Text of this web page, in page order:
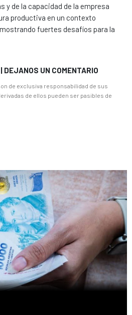
y de la capacidad de la empresa
productiva en un contexto
fuertes desafíos para la
DEJANOS UN COMENTARIO
de exclusiva responsabilidad de sus
de ellos pueden ser pasibles de